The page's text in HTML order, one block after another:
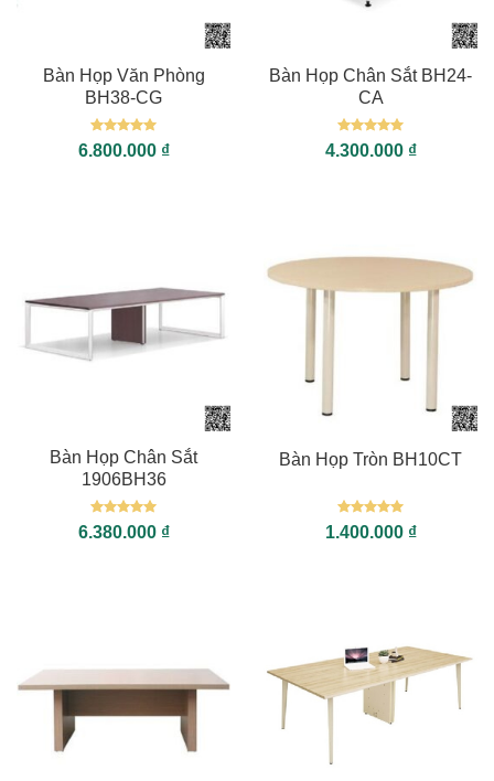
Bàn Họp Văn Phòng
BH38-CG
Được xếp
hạng55
6.800.000 ₫
Bàn Họp Chân Sắt BH24-
CA
Được xếp
hạng55
4.300.000 ₫
Bàn Họp Chân Sắt
1906BH36
Được xếp
hạng55
6.380.000 ₫
Bàn Họp Tròn BH10CT
Được xếp
hạng55
1.400.000 ₫